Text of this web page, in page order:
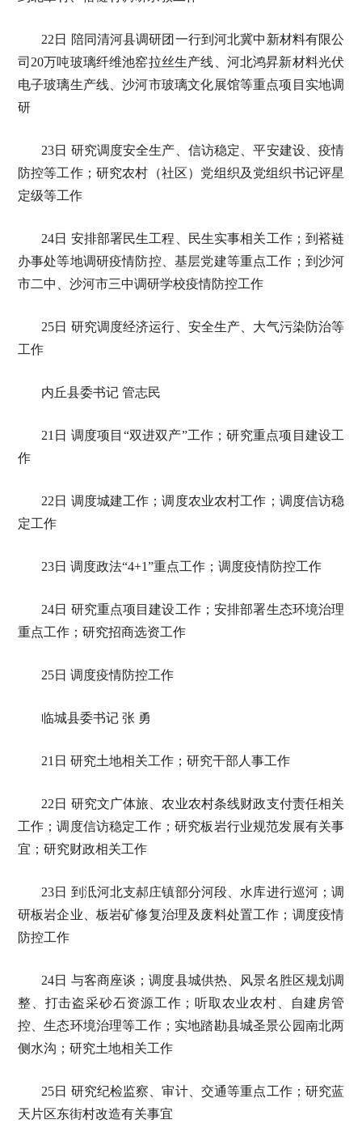
22日 陪同清河县调研团一行到河北冀中新材料有限公
司20万吨玻璃纤维池窑拉丝生产线、河北鸿昇新材料光伏
电子玻璃生产线、沙河市玻璃文化展馆等重点项目实地调
研
23日 研究调度安全生产、信访稳定、平安建设、疫情
防控等工作；研究农村（社区）党组织及党组织书记评星
定级等工作
24日 安排部署民生工程、民生实事相关工作；到褡裢
办事处等地调研疫情防控、基层党建等重点工作；到沙河
市二中、沙河市三中调研学校疫情防控工作
25日 研究调度经济运行、安全生产、大气污染防治等
工作
内丘县委书记 管志民
21日 调度项目“双进双产”工作；研究重点项目建设工
作
22日 调度城建工作；调度农业农村工作；调度信访稳
定工作
23日 调度政法“4+1”重点工作；调度疫情防控工作
24日 研究重点项目建设工作；安排部署生态环境治理
重点工作；研究招商选资工作
25日 调度疫情防控工作
临城县委书记 张 勇
21日 研究土地相关工作；研究干部人事工作
22日 研究文广体旅、农业农村条线财政支付责任相关
工作；调度信访稳定工作；研究板岩行业规范发展有关事
宜；研究财政相关工作
23日 到泜河北支郝庄镇部分河段、水库进行巡河；调
研板岩企业、板岩矿修复治理及废料处置工作；调度疫情
防控工作
24日 与客商座谈；调度县城供热、风景名胜区规划调
整、打击盗采砂石资源工作；听取农业农村、自建房管
控、生态环境治理等工作；实地踏勘县城圣景公园南北两
侧水沟；研究土地相关工作
25日 研究纪检监察、审计、交通等重点工作；研究蓝
天片区东街村改造有关事宜